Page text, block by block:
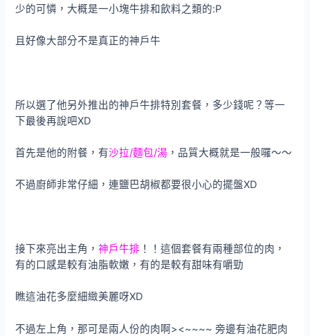
少的可憐，大概是一小塊牛排和飲料之類的:P
且好像大部分不是真正的神戶牛
所以選了他另外推出的神戶牛排特別套餐，多少錢呢？等一
下最後再說吧XD
首先是他的附餐，有沙拉/麵包/湯 ，品質大概就是一般囉～～
不過廚師非常仔細，連鹽巴胡椒都要很小心的擺盤XD
接下來亮出主角，神戶牛排 ！！這個套餐有兩種部位的肉，
有的口感是較有油脂軟嫩，有的是較有甜味有嚼勁
瞧這油花多麼細緻美麗呀XD
不過左上角，那可是兩人份的肉啊><~~~~ 旁邊有油花肥肉